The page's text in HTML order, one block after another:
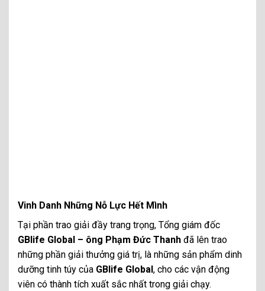
Vinh Danh Những Nỗ Lực Hết Mình
Tại phần trao giải đầy trang trọng, Tổng giám đốc
GBlife Global – ông Phạm Đức Thanh đã lên trao
những phần giải thưởng giá trị, là những sản phẩm dinh
dưỡng tinh túy của GBlife Global , cho các vận động
viên có thành tích xuất sắc nhất trong giải chạy.